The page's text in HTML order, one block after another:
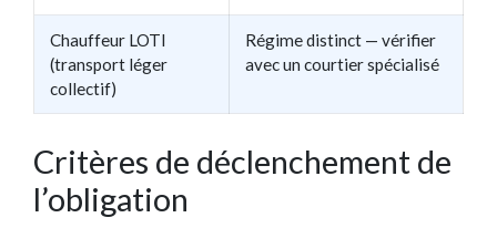
Chauffeur LOTI
(transport léger
collectif)
Régime distinct — vérifier
avec un courtier spécialisé
Critères de déclenchement de
l’obligation